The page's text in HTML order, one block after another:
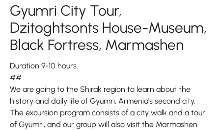
Gyumri City Tour,
Dzitoghtsonts House-Museum,
Black Fortress, Marmashen
Duration 9-10 hours.
##
We are going to the Shirak region to learn about the
history and daily life of Gyumri, Armenia's second city.
The excursion program consists of a city walk and a tour
of Gyumri, and our group will also visit the Marmashen